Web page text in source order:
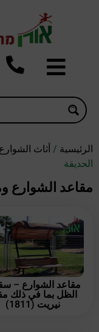
الرئيسية /أثاث
الحديقة
مقاعد الشوارع
مقاعد الشوارع –
الظل بما في ذلك
نيريت (1811)